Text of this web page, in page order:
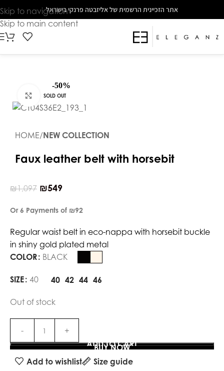
The
beginning
of
web
move
Content
Skip to navigation
Skip to main content
אתר הזכיינית הרשמית של אליזבטה פרנקי בישראל
-50%
SOLD OUT
Click to enlarge
HOME NEW COLLECTION
Faux leather belt with horsebit
₪1,097 ₪549
Or 6 Payments of ₪92
Regular waist belt in eco-nappa with horsebit buckle
in shiny gold plated metal
COLOR BLACK
SIZE 40 40 42 44 46
Out of stock
ADD TO CART
BUY NOW
Add to wishlist
Size guide